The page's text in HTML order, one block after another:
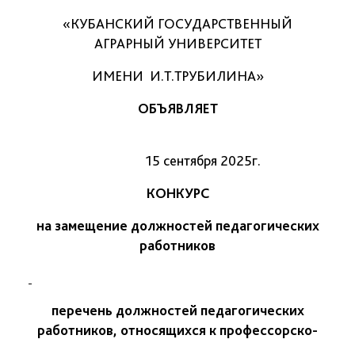
«КУБАНСКИЙ ГОСУДАРСТВЕННЫЙ
АГРАРНЫЙ УНИВЕРСИТЕТ
ИМЕНИ И.Т.ТРУБИЛИНА»
ОБЪЯВЛЯЕТ
15 сентября 2025г.
КОНКУРС
на замещение должностей педагогических
работников
перечень должностей педагогических
работников, относящихся к профессорско-